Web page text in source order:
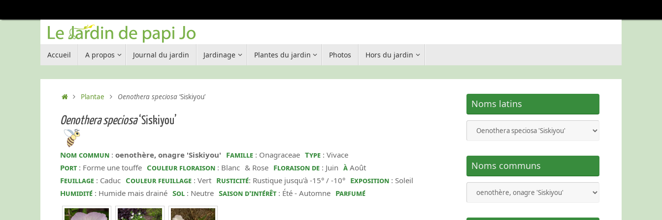
au
auAccueil A propos Journal du jardin Jardinage Plantes du jardin Photos Hors du jardin
AccueilPlantae Oenothera speciosa‘Siskiyou’
Oenothera speciosa‘Siskiyou’
Nom commun : oenothère, onagre 'Siskiyou' Famille : Onagraceae Type : Vivace
Port : Forme une touffe Couleur floraison : Blanc & Rose Floraison de : Juin à Août
Feuillage : Caduc Couleur feuillage : Vert Rusticité: Rustique jusqu'à -15° / -10° Exposition : Soleil
Humidité : Humide mais drainé Sol : Neutre Saison d'intérêt : Été - Automne Parfumé
Noms latins
Noms communs